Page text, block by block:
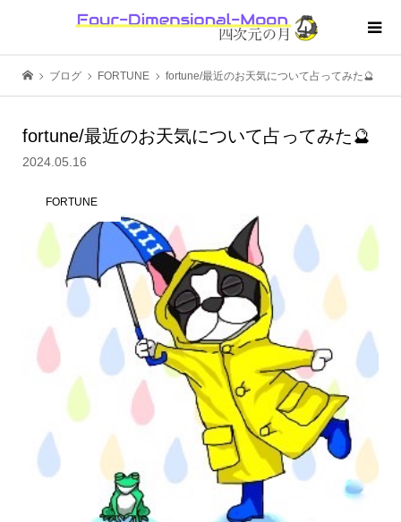
ブログ FORTUNE fortune/最近のお天気について占ってみた🔮
fortune/最近のお天気について占ってみた🔮
2024.05.16
FORTUNE